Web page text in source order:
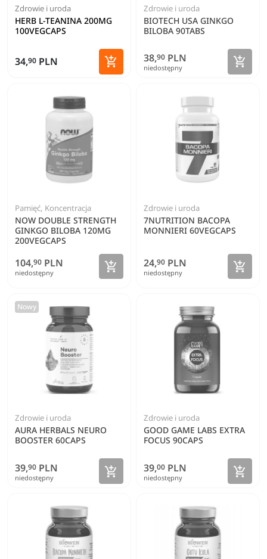
Zdrowie i uroda
HERB L-TEANINA 200MG
100VEGCAPS
34,90 PLN 
Dodaj do koszyka
Zdrowie i uroda
BIOTECH USA GINKGO
BILOBA 90TABS
38,90 PLN
niedostępny 
Pamięć, Koncentracja
NOW DOUBLE STRENGTH
GINKGO BILOBA 120MG
200VEGCAPS
104,90 PLN
niedostępny  Zobacz szczegóły
Zdrowie i uroda
7NUTRITION BACOPA
MONNIERI 60VEGCAPS
24,90 PLN
niedostępny 
Nowy
Zdrowie i uroda
AURA HERBALS NEURO
BOOSTER 60CAPS
39,90 PLN
niedostępny  Zobacz szczegóły
Zdrowie i uroda
GOOD GAME LABS EXTRA
FOCUS 90CAPS
39,00 PLN
niedostępny 